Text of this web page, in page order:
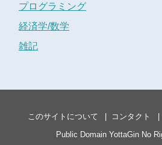
プログラミング
経済学/数学
雑記
このサイトについて コンタクト
Public Domain YottaGin No